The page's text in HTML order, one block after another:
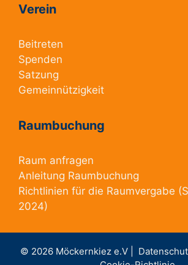
Verein
Beitreten
Spenden
Satzung
Gemeinnützigkeit
Raumbuchung
Raum anfragen
Anleitung Raumbuchung
Richtlinien für die Raumvergabe
2024)
© 2026 Möckernkiez e.V |